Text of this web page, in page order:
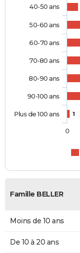
1
40-50 ans
50-60 ans
60-70 ans
70-80 ans
80-90 ans
90-100 ans
Plus de 100 ans
0
Famille BELLER
Moins de 10 ans
De 10 à 20 ans